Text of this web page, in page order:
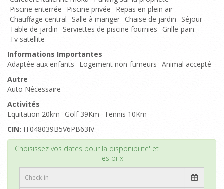
Piscine enterrée
Piscine privée
Repas en plein air
Chauffage central
Salle à manger Chaise de jardin
Séjour
Table de jardin Serviettes de piscine fournies
Grille-pain
Tv satellite
Informations Importantes
Adaptée aux enfants
Logement non-fumeurs Animal accepté
Autre
Auto Nécessaire
Activités
Equitation 20km Golf 39Km
Tennis 10Km
CIN: IT048039B5V6PB63IV
Choisissez vos dates pour la disponibilite' et
les prix